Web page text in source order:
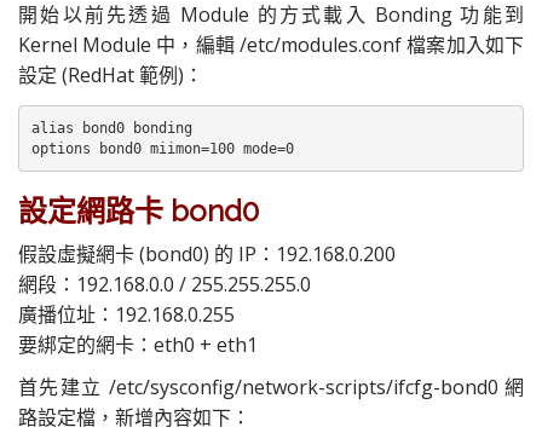
開始以前先透過 Module 的方式載入 Bonding 功能到
Kernel Module 中，編輯 /etc/modules.conf 檔案加入如下
設定 (RedHat 範例)：
alias bond0 bonding
options bond0 miimon=100 mode=0
設定網路卡 bond0
假設虛擬網卡 (bond0) 的 IP：192.168.0.200
網段：192.168.0.0 / 255.255.255.0
廣播位址：192.168.0.255
要綁定的網卡：eth0 + eth1
首先建立 /etc/sysconfig/network-scripts/ifcfg-bond0 網
路設定檔，新增內容如下：